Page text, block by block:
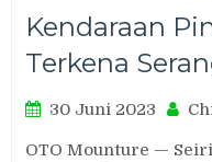
Kendaraan
Terkena
30 Juni 2023
OTO Mounture —